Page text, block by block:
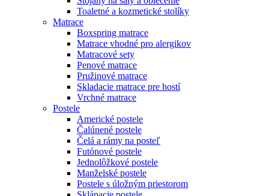
Toaletné a kozmetické stolíky
Matrace
Boxspring matrace
Matrace vhodné pro alergikov
Matracové sety
Penové matrace
Pružinové matrace
Skladacie matrace pre hostí
Vrchné matrace
Postele
Americké postele
Čalúnené postele
Čelá a rámy na posteľ
Futónové postele
Jednolôžkové postele
Manželské postele
Postele s úložným priestorom